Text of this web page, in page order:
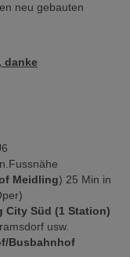
neu gebauten
danke
Meidling) 25 Min in
City Süd (1 Station)
usw.
Busbahnhof